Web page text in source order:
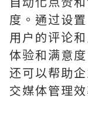
度。通过设
用户的评论
体验和满意
还可以帮助
交媒体管理效